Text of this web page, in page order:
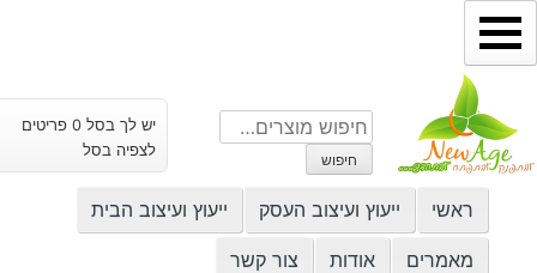
דילוג
לתוכן
חיפוש
עבור:
חיפוש
יש לך בסל 0 פריטים
לצפיה בסל
ראשי ייעוץ ועיצוב העסק ייעוץ ועיצוב הבית
מאמרים אודות צור קשר